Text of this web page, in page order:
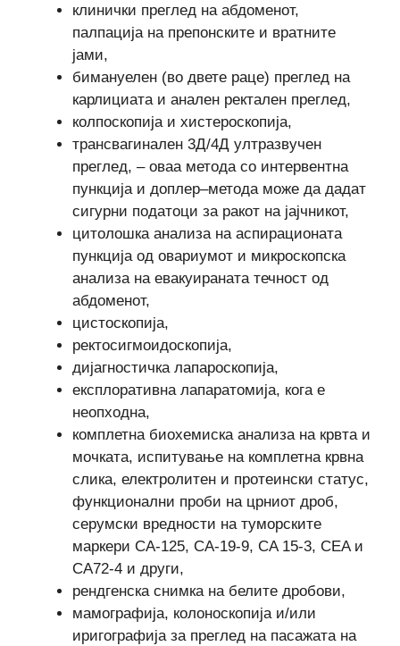
клинички преглед на абдоменот,
палпација на препонските и вратните
јами,
бимануелен (во двете раце) преглед на
карлициата и анален ректален преглед,
колпоскопија и хистероскопија,
трансвагинален 3Д/4Д ултразвучен
преглед, – оваа метода со интервентна
пункција и доплер–метода може да дадат
сигурни податоци за ракот на јајчникот,
цитолошка анализа на аспирационата
пункција од овариумот и микроскопска
анализа на евакуираната течност од
абдоменот,
цистоскопија,
ректосигмоидоскопија,
дијагностичка лапароскопија,
експлоративна лапаратомија, кога е
неопходна,
комплетна биохемиска анализа на крвта и
мочката, испитување на комплетна крвна
слика, електролитен и протеински статус,
функционални проби на црниот дроб,
серумски вредности на туморските
маркери CA-125, CA-19-9, CA 15-3, CEA и
CA72-4 и други,
рендгенска снимка на белите дробови,
мамографија, колоноскопија и/или
иригографија за преглед на пасажата на